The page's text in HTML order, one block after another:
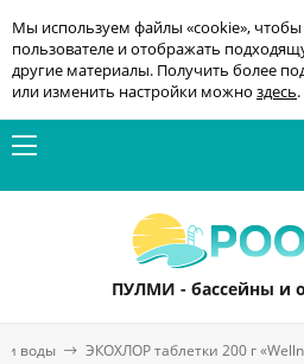
Мы используем файлы «cookie», чтобы
пользователе и отображать
другие материалы. Получить более
или изменить настройки можно здесь.
ПУЛМИ - бассейны и
воды ЭКОХЛОР таблетки 200 г